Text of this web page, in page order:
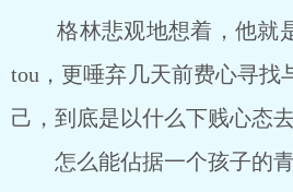
格林悲观地想着，他就
tou，更唾弃几天前费心寻找
己，到底是以什么下贱心态
怎么能佔据一个孩子的青